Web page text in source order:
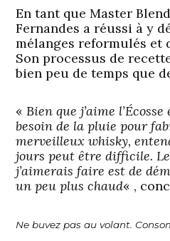
En tant que Master
Fernandes a réussi à y
mélanges reformulés et
Son processus de
bien peu de temps que
«Bien que j’aime
besoin de la pluie pour
merveilleux whisky,
jours peut être difficile.
j’aimerais faire est de
un peu plus chaud« ,
Ne buvez pas au volant.